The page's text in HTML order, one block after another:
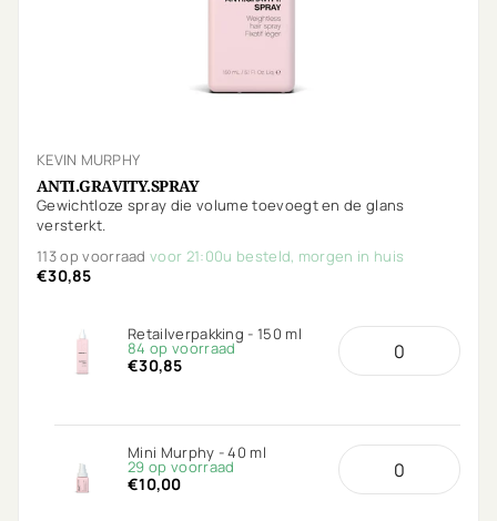
KEVIN MURPHY
ANTI.GRAVITY.SPRAY
Gewichtloze spray die volume toevoegt en de glans
versterkt.
113 op voorraadvoor 21:00u besteld, morgen in huis
€30,85
Retailverpakking - 150 ml
84 op voorraad
€30,85
Mini Murphy - 40 ml
29 op voorraad
€10,00